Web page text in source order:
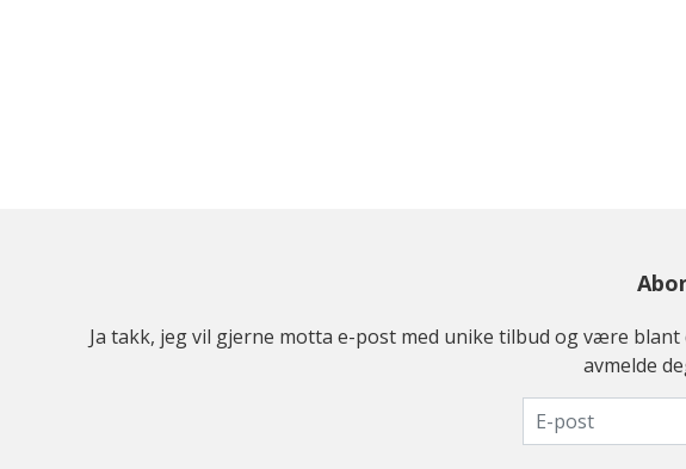
Ja takk, jeg vil gjerne motta e-post med unike tilbud og være
avmelde